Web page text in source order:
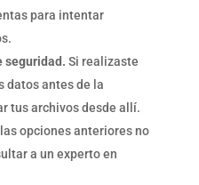
para intentar
seguridad. Si realizaste
datos antes de la
tus archivos desde allí.
opciones anteriores no
a un experto en